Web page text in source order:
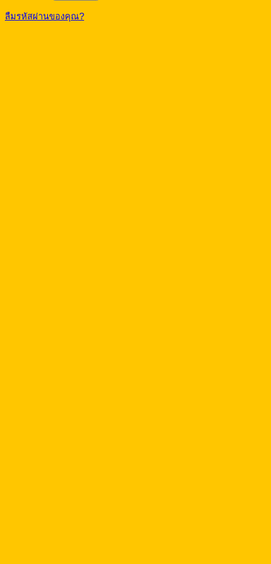
ลืมรหัสผ่านของคุณ?